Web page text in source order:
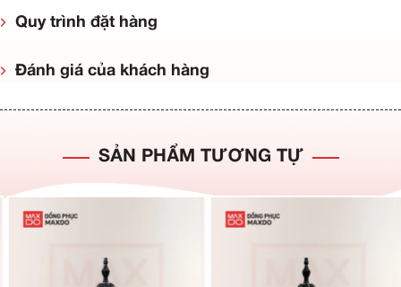
Quy trình đặt hàng
Đánh giá của khách hàng
SẢN PHẨM TƯƠNG TỰ